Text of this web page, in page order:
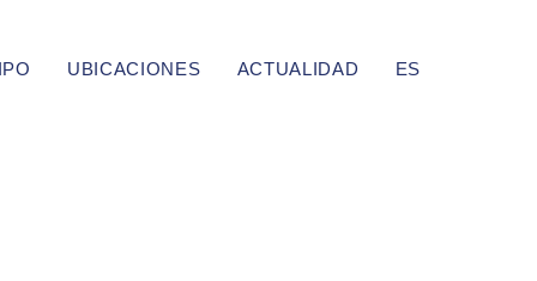
UBICACIONES ACTUALIDAD ES